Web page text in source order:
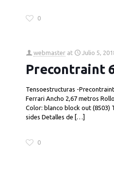
0
webmaster at Julio 5,
Precontraint
Tensoestructuras -
Ferrari Ancho 2,67 metros
Color: blanco block out (8503)
sides Detalles de […]
0